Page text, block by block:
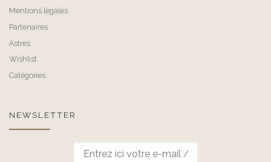
Mentions légales
Partenaires
Astres
Wishlist
Catégories
NEWSLETTER